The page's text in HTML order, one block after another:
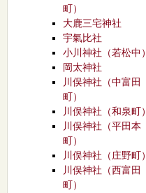
町）
大鹿三宅神社
宇氣比社
小川神社（若松中）
岡太神社
川俣神社（中富田
町）
川俣神社（和泉町）
川俣神社（平田本
町）
川俣神社（庄野町）
川俣神社（西富田
町）